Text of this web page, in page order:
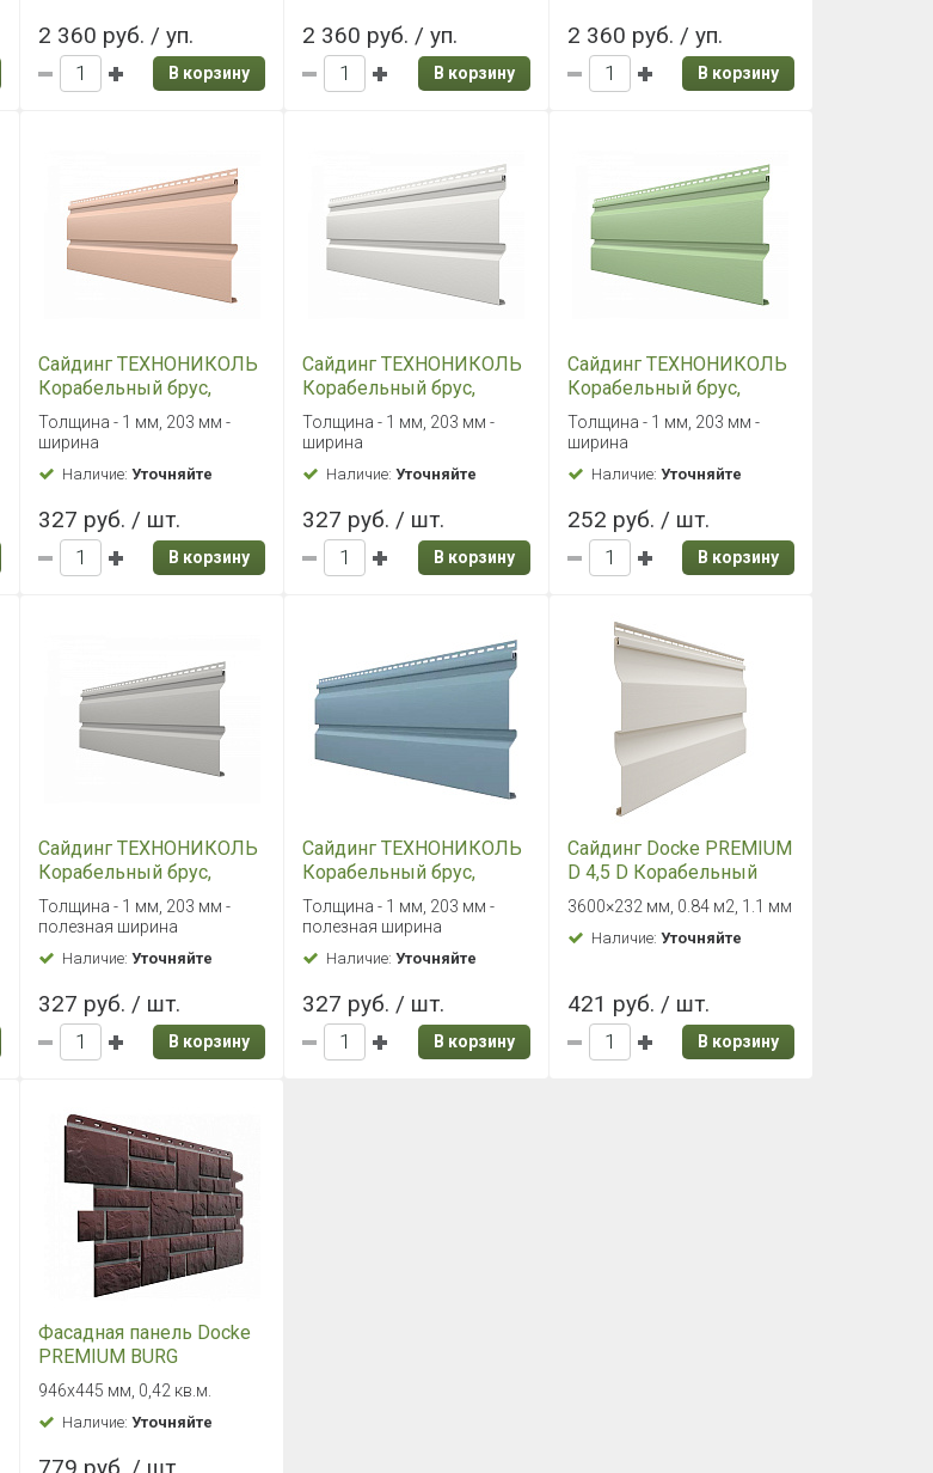
2 360 руб. / уп.
В корзину
2 360 руб. / уп.
В корзину
2 360 руб. / уп.
В корзину
Сайдинг ТЕХНОНИКОЛЬ
Корабельный брус,
вереск, 3м
Толщина - 1 мм, 203 мм -
ширина
Наличие:Уточняйте
327 руб. / шт.
В корзину
Сайдинг ТЕХНОНИКОЛЬ
Корабельный брус,
жасмин, 3м
Толщина - 1 мм, 203 мм -
ширина
Наличие:Уточняйте
327 руб. / шт.
В корзину
Сайдинг ТЕХНОНИКОЛЬ
Корабельный брус,
мелисса, 3м
Толщина - 1 мм, 203 мм -
ширина
Наличие: Уточняйте
252 руб. / шт.
В корзину
Сайдинг ТЕХНОНИКОЛЬ
Корабельный брус,
эдельвейс, 3м
Толщина - 1 мм, 203 мм -
полезная ширина
Наличие:Уточняйте
327 руб. / шт.
В корзину
Сайдинг ТЕХНОНИКОЛЬ
Корабельный брус,
гортензия, 3м
Толщина - 1 мм, 203 мм -
полезная ширина
Наличие:Уточняйте
327 руб. / шт.
В корзину
Сайдинг Docke PREMIUM
D 4,5 D Корабельный
брус (Пломбир)
3600×232 мм, 0.84 м2, 1.1 мм
Наличие: Уточняйте
421 руб. / шт.
В корзину
Фасадная панель Docke
PREMIUM BURG
Земляной
946х445 мм, 0,42 кв.м.
Наличие:Уточняйте